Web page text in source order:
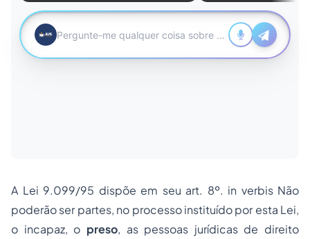
A Lei 9.099/95 dispõe em seu art. 8º. in verbis Não
poderão ser partes, no processo instituído por esta Lei,
o incapaz, o preso, as pessoas jurídicas de direito